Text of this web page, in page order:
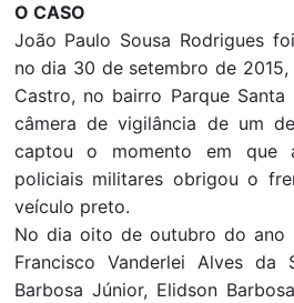
O CASO
João Paulo Sousa Rodrigues
no dia 30 de setembro de
Castro, no bairro Parque Santa
câmera de vigilância de um
captou o momento em que
policiais militares obrigou o
veículo preto.
No dia oito de outubro do ano
Francisco Vanderlei Alves da
Barbosa Júnior, Elidson